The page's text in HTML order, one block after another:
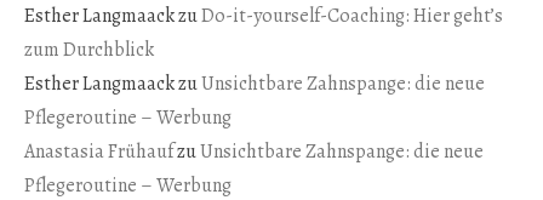
Esther LangmaackzuDo-it-yourself-Coaching: Hier geht’s
zum Durchblick
Esther LangmaackzuUnsichtbare Zahnspange: die neue
Pflegeroutine – Werbung
Anastasia FrühaufzuUnsichtbare Zahnspange: die neue
Pflegeroutine – Werbung